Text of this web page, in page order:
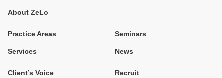
About ZeLo
Practice Areas
Services
Seminars
News
Client’s Voice Recruit